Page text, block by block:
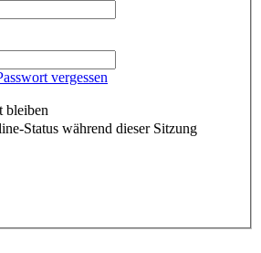
vergessen
bleiben
Status während dieser Sitzung